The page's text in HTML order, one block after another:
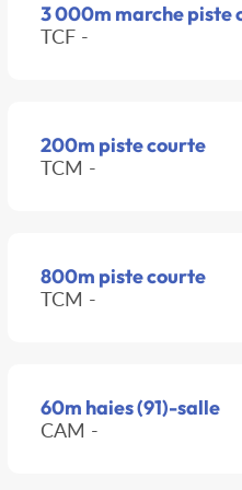
3 000m marche piste
TCF -
200m piste courte
TCM -
800m piste courte
TCM -
60m haies (91)-salle
CAM -